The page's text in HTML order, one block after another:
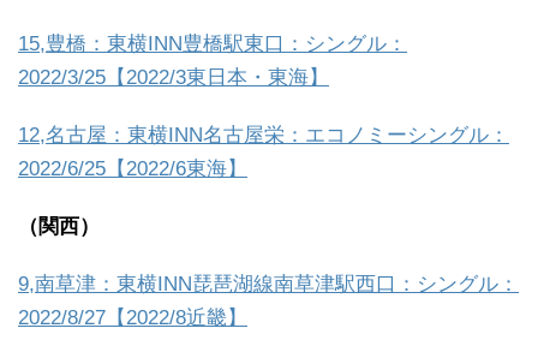
15,豊橋：東横INN豊橋駅東口：シングル：
2022/3/25【2022/3東日本・東海】
12,名古屋：東横INN名古屋栄：エコノミーシングル：
2022/6/25【2022/6東海】
（関西）
9,南草津：東横INN琵琶湖線南草津駅西口：シングル：
2022/8/27【2022/8近畿】